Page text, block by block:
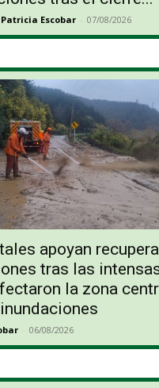
Patricia Escobar - 07/08/2026
apoyan
tras las
la zona
- 06/08/2026